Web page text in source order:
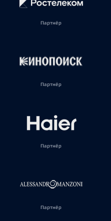
Партнёр
Партнёр
Партнёр
Партнёр